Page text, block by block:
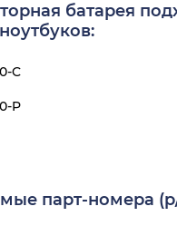
батарея
C
P
парт-номера